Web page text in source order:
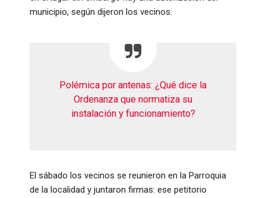
municipio, según dijeron los vecinos.
Polémica por antenas: ¿Qué dice la
Ordenanza que normatiza su
instalación y funcionamiento?
El sábado los vecinos se reunieron en la Parroquia
de la localidad y juntaron firmas: ese petitorio